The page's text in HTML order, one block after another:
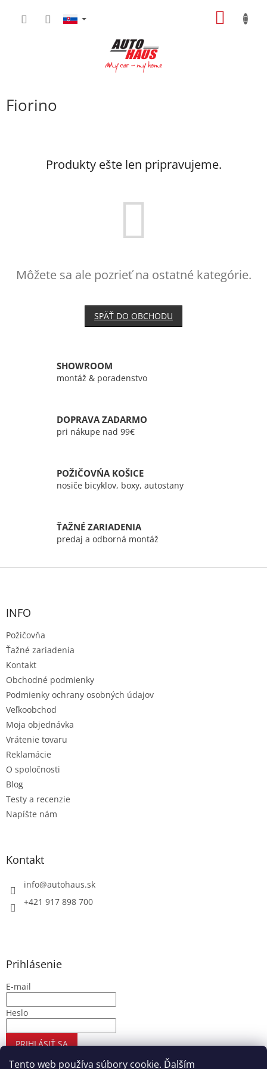
Tento web používa súbory cookie. Ďalším
Fiorino
Produkty ešte len pripravujeme.
Môžete sa ale pozrieť na ostatné kategórie.
SPÄŤ DO OBCHODU
SHOWROOM
montáž & poradenstvo
DOPRAVA ZADARMO
pri nákupe nad 99€
POŽIČOVŃA KOŠICE
nosiče bicyklov, boxy, autostany
ŤAŽNÉ ZARIADENIA
predaj a odborná montáž
Z
INFO
Požičovňa
Ťažné zariadenia
Kontakt
Obchodné podmienky
Podmienky ochrany osobných údajov
Veľkoobchod
Moja objednávka
Vrátenie tovaru
Reklamácie
O spoločnosti
Blog
Testy a recenzie
Napíšte nám
Kontakt
info@autohaus.sk
+421 917 898 700
Prihlásenie
E-mail
Heslo
PRIHLÁSIŤ SA
Nová registrácia Zabudnuté heslo